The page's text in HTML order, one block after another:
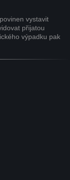
vystavit
přijatou
výpadku pak